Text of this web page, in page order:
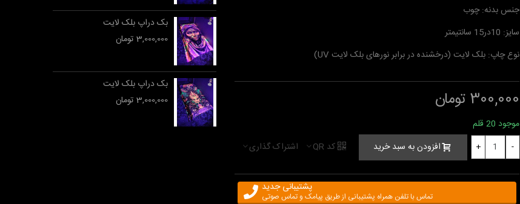
جنس بدنه: چوب
سایز: 10در15 سانتیمتر
نوع چاپ: بلک لایت (درخشنده در برابر نورهای بلک لایت UV)
300,000 تومان
موجود 20 قلم
-
+ افزودن به سبد خرید کد QR اشتراک گذاری
پشتیبانی جدید
تماس با تلفن همراه پشتیبانی از طریق پیامک و تماس صوتی
بک دراپ بلک لایت
3,000,000 تومان
بک دراپ بلک لایت
3,000,000 تومان